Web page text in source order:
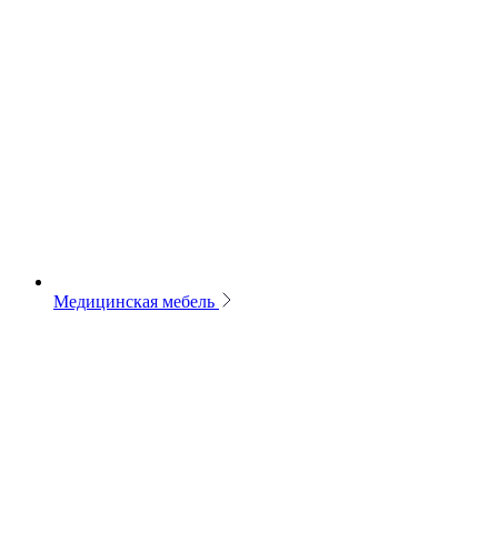
Медицинская мебель